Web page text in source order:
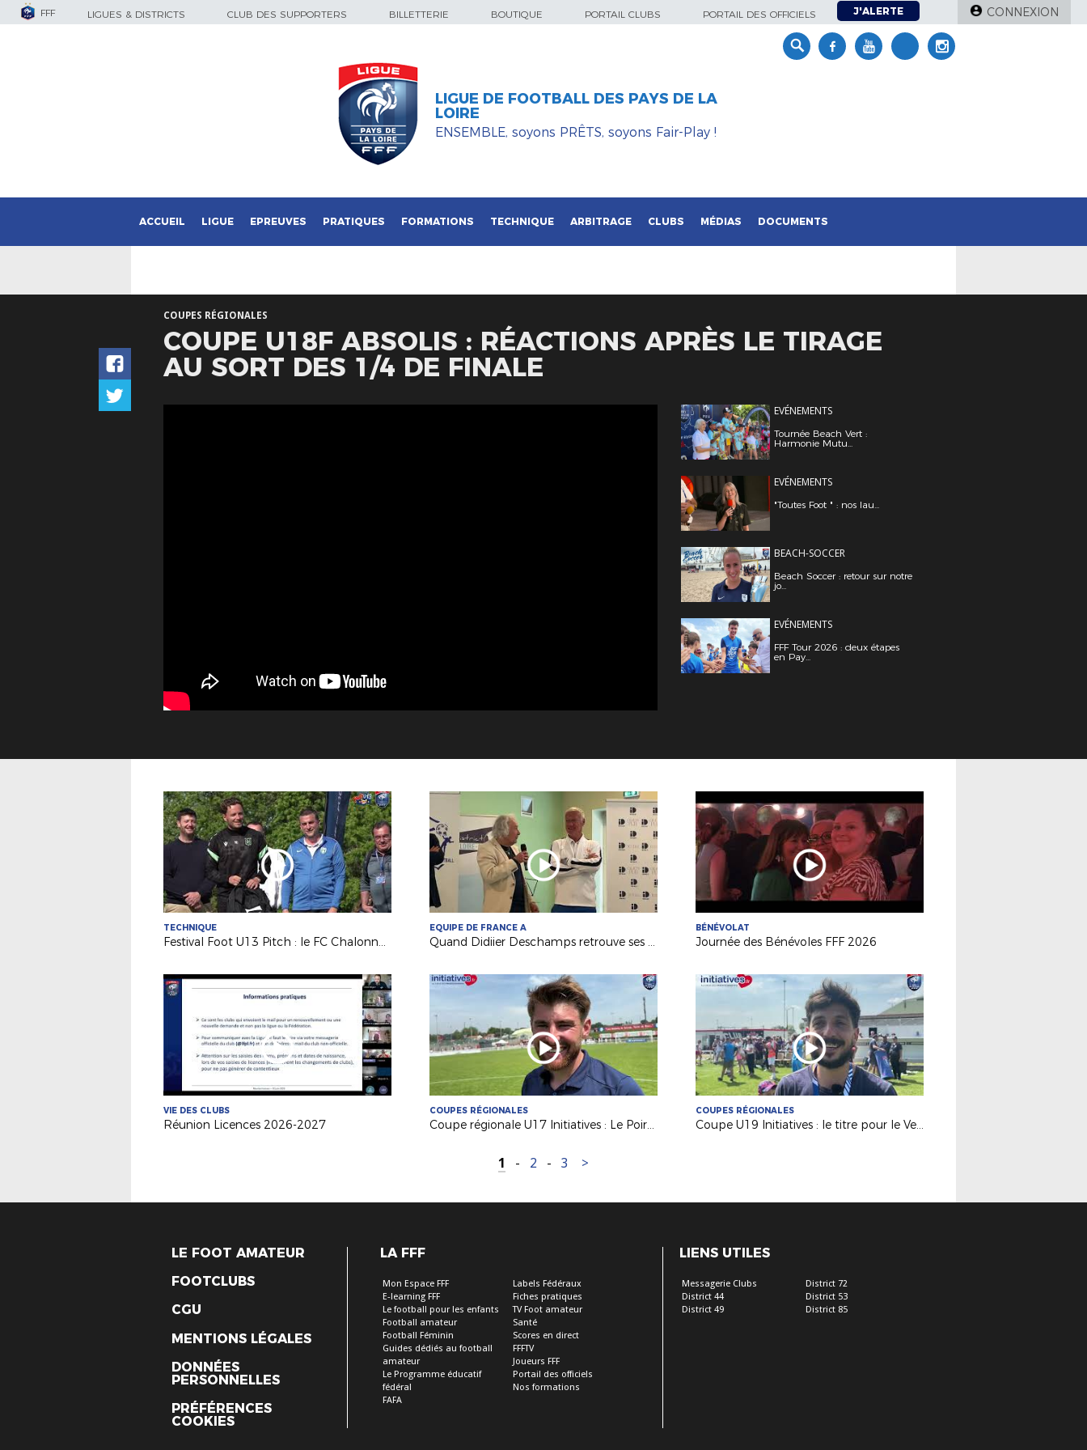
FFF LIGUES & DISTRICTS CLUB DES SUPPORTERS BILLETTERIE BOUTIQUE PORTAIL CLUBS PORTAIL DES OFFICIELS J'ALERTE CONNEXION
LIGUE DE FOOTBALL DES PAYS DE LA
LOIRE
ENSEMBLE, soyons PRÊTS, soyons Fair-Play !
ACCUEIL LIGUE EPREUVES PRATIQUES FORMATIONS TECHNIQUE ARBITRAGE CLUBS MÉDIAS DOCUMENTS
COUPES RÉGIONALES
COUPE U18F ABSOLIS : RÉACTIONS APRÈS LE TIRAGE
AU SORT DES 1/4 DE FINALE
EVÉNEMENTS
Tournée Beach Vert :
Harmonie Mutu...
EVÉNEMENTS
"Toutes Foot " : nos lau...
BEACH-SOCCER
Beach Soccer : retour sur notre
jo...
EVÉNEMENTS
FFF Tour 2026 : deux étapes
en Pay...
TECHNIQUE
Festival Foot U13 Pitch : le FC Chalonnes Chaudefonds club support à l'organisation
EQUIPE DE FRANCE A
Quand Didiier Deschamps retrouve ses racines nantaises...
BÉNÉVOLAT
Journée des Bénévoles FFF 2026
VIE DES CLUBS
Réunion Licences 2026-2027
COUPES RÉGIONALES
Coupe régionale U17 Initiatives : Le Poiré sur Vie remporte l'édition 2026 !
COUPES RÉGIONALES
Coupe U19 Initiatives : le titre pour le Vendée Fontenay Foot
1 - 2 - 3 >
LE FOOT AMATEUR
FOOTCLUBS
CGU
MENTIONS LÉGALES
DONNÉES
PERSONNELLES
PRÉFÉRENCES
COOKIES
LA FFF
Mon Espace FFF
E-learning FFF
Le football pour les enfants
Football amateur
Football Féminin
Guides dédiés au football
amateur
Le Programme éducatif
fédéral
FAFA
Labels Fédéraux
Fiches pratiques
TV Foot amateur
Santé
Scores en direct
FFFTV
Joueurs FFF
Portail des officiels
Nos formations
LIENS UTILES
Messagerie Clubs
District 44
District 49
District 72
District 53
District 85